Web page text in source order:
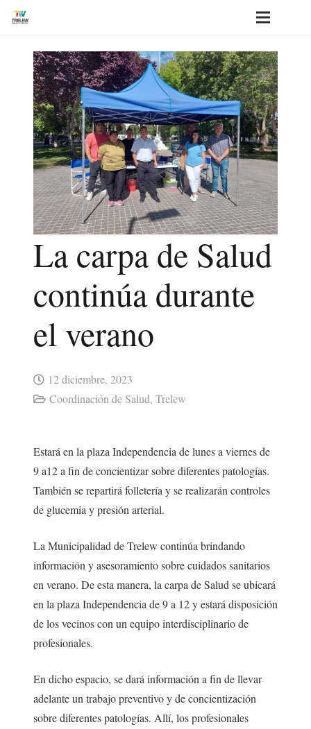
La carpa de Salud
continúa durante
el verano
12 diciembre, 2023
Coordinación de Salud, Trelew
Estará en la plaza Independencia de lunes a viernes de
9 a12 a fin de concientizar sobre diferentes patologías.
También se repartirá folletería y se realizarán controles
de glucemia y presión arterial.
La Municipalidad de Trelew continúa brindando
información y asesoramiento sobre cuidados sanitarios
en verano. De esta manera, la carpa de Salud se ubicará
en la plaza Independencia de 9 a 12 y estará disposición
de los vecinos con un equipo interdisciplinario de
profesionales.
En dicho espacio, se dará información a fin de llevar
adelante un trabajo preventivo y de concientización
sobre diferentes patologías. Allí, los profesionales